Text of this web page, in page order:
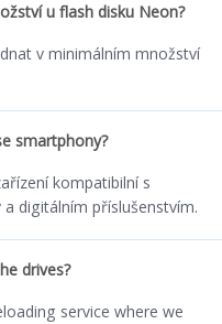
u flash disku Neon?
v minimálním množství
smartphony?
kompatibilní s
digitálním příslušenstvím.
drives?
service where we